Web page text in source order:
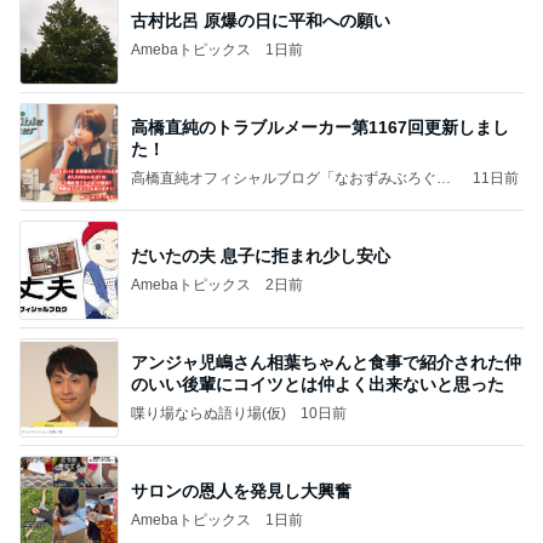
古村比呂 原爆の日に平和への願い
Amebaトピックス 1日前
高橋直純のトラブルメーカー第1167回更新しまし
た！
高橋直純オフィシャルブログ「なおずみぶろぐ」
11日前
だいたの夫 息子に拒まれ少し安心
Amebaトピックス 2日前
アンジャ児嶋さん相葉ちゃんと食事で紹介された仲
のいい後輩にコイツとは仲よく出来ないと思った
喋り場ならぬ語り場(仮) 10日前
サロンの恩人を発見し大興奮
Amebaトピックス 1日前